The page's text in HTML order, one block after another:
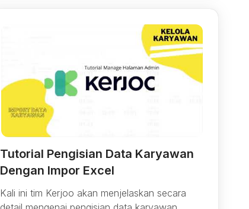
Tutorial Pengisian Data Karyawan
Dengan Impor Excel
Kali ini tim Kerjoo akan menjelaskan secara